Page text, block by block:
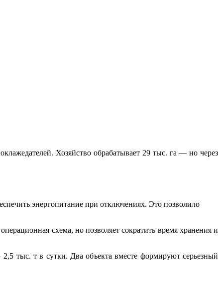
Хозяйство обрабатывает 29 тыс. га — но через
энергопитание при отключениях. Это позволило
схема, но позволяет сократить время хранения и
тыс. т в сутки. Два объекта вместе формируют серьезный